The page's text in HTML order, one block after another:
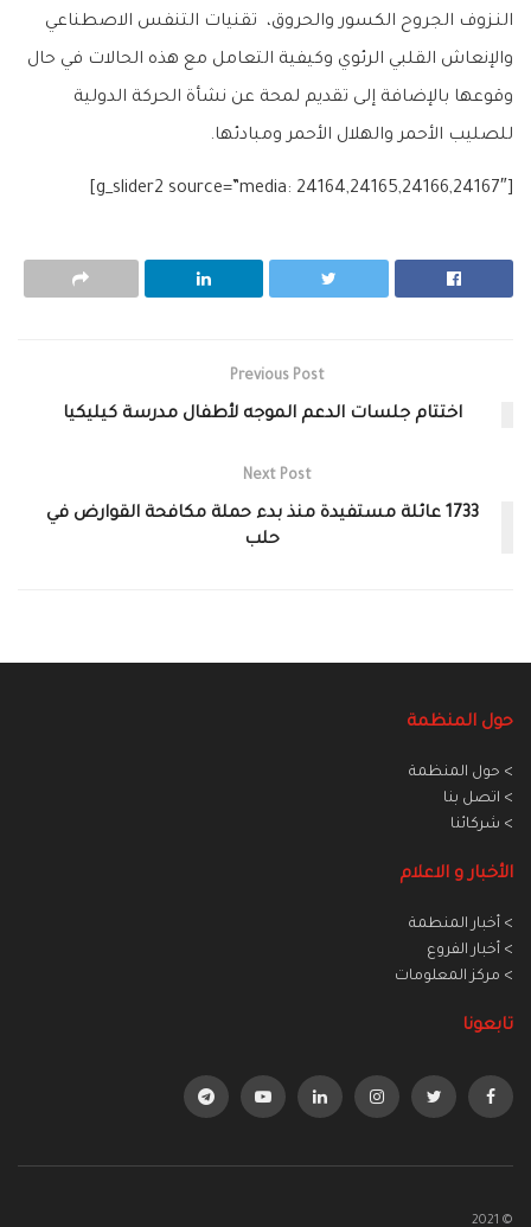
النـزوف الجروح الكسور والحروق، تقنيات التنفس الاصطناعي
والإنعاش القلبي الرئوي وكيفية التعامل مع هذه الحالات في حال
وقوعها بالإضافة إلى تقديم لمحة عن نشأة الحركة الدولية
للصليب الأحمر والهلال الأحمر ومبادئها.
[g_slider2 source=”media: 24164,24165,24166,24167″]
Previous Post
اختتام جلسات الدعم الموجه لأطفال مدرسة كيليكيا
Next Post
1733 عائلة مستفيدة منذ بدء حملة مكافحة القوارض في
حلب
حول المنظمة
> حول المنظمة
> اتصل بنا
> شركائنا
الأخبار و الاعلام
> أخبار المنطمة
> أخبار الفروع
> مركز المعلومات
تابعونا
© 2021